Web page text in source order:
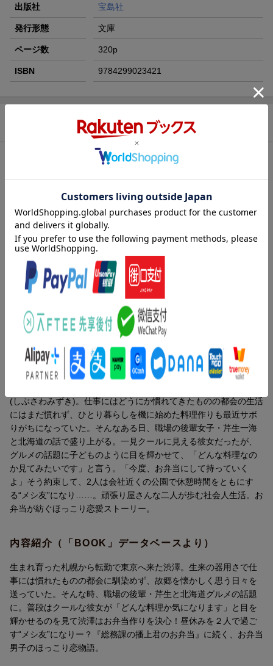
出版社 宝島社
発行形態 文庫
ページ数 320p
ISBN 9784299023421
内容紹介（出版社より）
（しぶさわみずき）。仕事にはどうにか慣れてきたものの都会の
生活にはまだ慣れず、ひとり暮らしを機に始めた料理作りも最近
サボりがちになっていた。そんなある日、職場の後輩女子・芹生
一海と北海道の話で盛り上がる。一見クールに見える彼女だった
が、グルメの話題に子どものように目を輝かせて、「どんな料理
なのか見てみたいです」と言う。「今度、お弁当にして持ってい
くよ」そう約束して、2人は会社近くの公園で休憩時間をともにす
る“メシ友”になり……。頑張り屋さんな二人が歩む社会人生活。お
弁当が紡ぐほっこり恋愛ストーリー。
（目次）
1 鮭のちゃんちゃん焼きと卵焼き
2 十勝風豚丼とサヤインゲンのお煮しめ
3 とうきびご飯と味噌おでん
5 休日デートにちくわパン
6 晴れの日のお弁当
（著者プロフィール）
森崎緩
北海道函館市出身。2010年『懸想する殿下の溜息』（イースト・
プレス）でデビュー。2018年『総務課の播上君のお弁当 ひとく
ちもらえますか？（受賞時タイトル：ランチからディナーまで六
年）』（宝島社）と『隣の席の佐藤さん』（一二三書房）で第6回
内容紹介（JPROより）
(しぶさわみずき)。仕事にはどうにか慣れてきたものの都会の生活
にはまだ慣れず、ひとり暮らしを機に始めた料理作りも最近サボ
りがちになっていた。そんなある日、職場の後輩女子・芹生一海
と北海道の話で盛り上がる。一見クールに見える彼女だったが、
グルメの話題に子どものように目を輝かせて、「どんな料理なの
か見てみたいです」と言う。「今度、お弁当にして持っていく
よ」そう約束して、2人は会社近くの公園で休憩時間をともにす
る“メシ友”になり……。頑張り屋さんな二人が歩む社会人生活。お
弁当が紡ぐほっこり恋愛ストーリー。
内容紹介（「BOOK」データベースより）
生まれ育った札幌から転勤で東京へ来た渋澤。生来の器用さで仕
事には慣れたものの都会に馴染めず、故郷を懐かしく思う日々を
送っていた。そんな時、職場の後輩・芹生と北海道グルメの話題
に。普段はクールな彼女が「どんな料理か気になります」と目を
輝かせるのを見て渋澤はお弁当作りを決心！昼休みを２人で過ご
す“メシ友”になりー？『総務課の播上君のお弁当』に続く、お弁当
男子のほっこり恋物語。